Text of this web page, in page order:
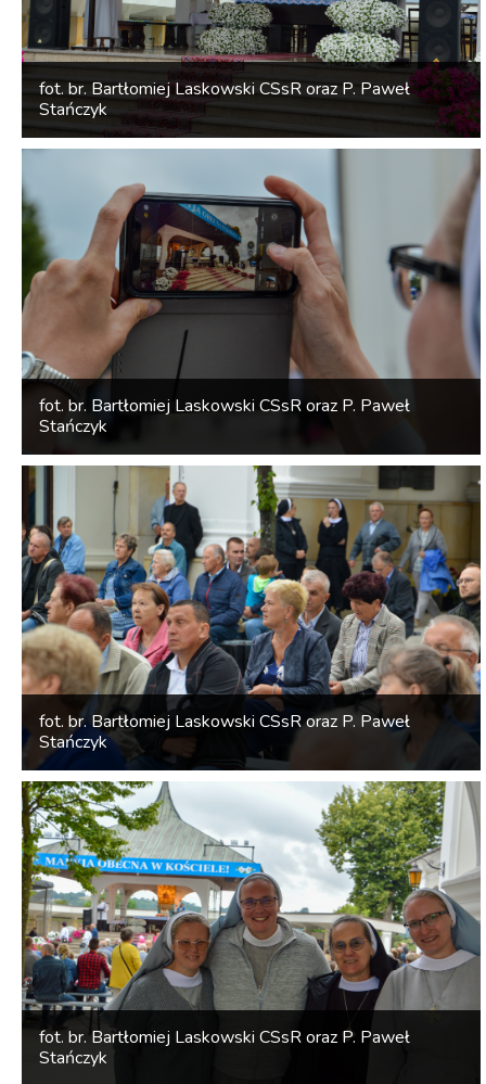
fot. br. Bartłomiej Laskowski CSsR oraz P. Paweł
Stańczyk
fot. br. Bartłomiej Laskowski CSsR oraz P. Paweł
Stańczyk
fot. br. Bartłomiej Laskowski CSsR oraz P. Paweł
Stańczyk
fot. br. Bartłomiej Laskowski CSsR oraz P. Paweł
Stańczyk